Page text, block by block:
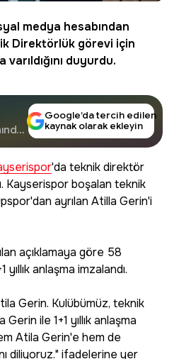
medya hesabından
Direktörlük görevi için
duyurdu.
Google’da tercih edilen
kaynak olarak ekleyin
'da teknik direktör
Kayserispor boşalan teknik
ayrılan Atilla Gerin'i
açıklamaya göre 58
anlaşma imzalandı.
Gerin. Kulübümüz, teknik
ile 1+1 yıllık anlaşma
Atila Gerin'e hem de
diliyoruz." ifadelerine yer